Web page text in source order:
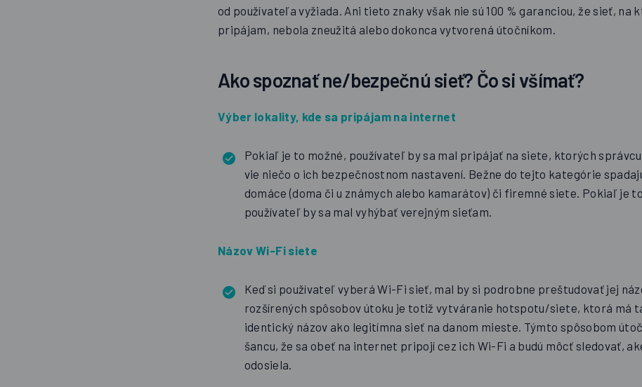
od používateľa vyžiada. Ani tieto znaky však nie sú 100 % garanciou, že sieť, na
pripájam, nebola zneužitá alebo dokonca vytvorená útočníkom.
Ako spoznať ne/bezpečnú sieť? Čo si všímať?
Výber lokality, kde sa pripájam na internet
Pokiaľ je to možné, používateľ by sa mal pripájať na siete, ktorých
vie niečo o ich bezpečnostnom nastavení. Bežne do tejto kategórie
domáce (doma či u známych alebo kamarátov) či firemné siete. Pokiaľ je
používateľ by sa mal vyhýbať verejným sieťam.
Názov Wi-Fi siete
Keď si používateľ vyberá Wi-Fi sieť, mal by si podrobne preštudovať jej
rozšírených spôsobov útoku je totiž vytváranie hotspotu/siete, ktorá má
identický názov ako legitímna sieť na danom mieste. Týmto spôsobom
šancu, že sa obeť na internet pripojí cez ich Wi-Fi a budú môcť sledovať,
odosiela.